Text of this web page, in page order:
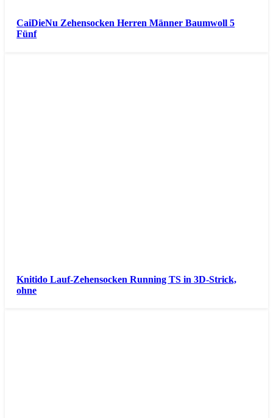
CaiDieNu Zehensocken Herren Männer Baumwoll 5
Fünf
Knitido Lauf-Zehensocken Running TS in 3D-Strick,
ohne